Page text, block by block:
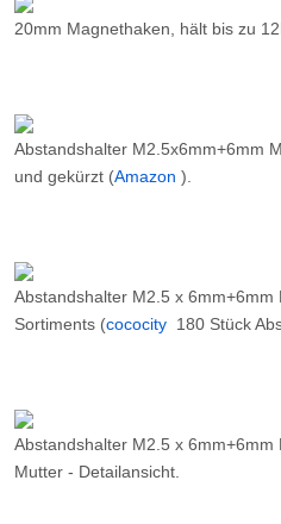
20mm Magnethaken, hält bis zu
Abstandshalter M2.5x6mm+6mm
und gekürzt (Amazon ).
Abstandshalter M2.5 x 6mm+6mm
Sortiments (cococity 180 Stück
Abstandshalter M2.5 x 6mm+6mm
Mutter - Detailansicht.